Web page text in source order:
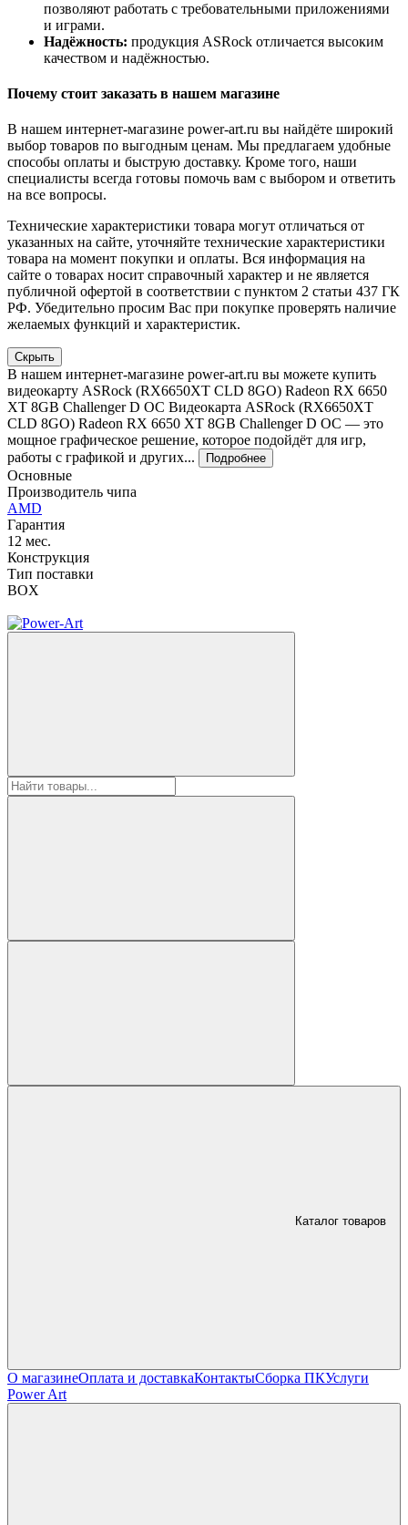
позволяют работать с требовательными приложениями
и играми.
Надёжность: продукция ASRock отличается высоким
качеством и надёжностью.
Почему стоит заказать в нашем магазине
В нашем интернет-магазине power-art.ru вы найдёте широкий
выбор товаров по выгодным ценам. Мы предлагаем удобные
способы оплаты и быструю доставку. Кроме того, наши
специалисты всегда готовы помочь вам с выбором и ответить
на все вопросы.
Технические характеристики товара могут отличаться от
указанных на сайте, уточняйте технические характеристики
товара на момент покупки и оплаты. Вся информация на
сайте о товарах носит справочный характер и не является
публичной офертой в соответствии с пунктом 2 статьи 437 ГК
РФ. Убедительно просим Вас при покупке проверять наличие
желаемых функций и характеристик.
Скрыть
В нашем интернет-магазине power-art.ru вы можете купить
видеокарту ASRock (RX6650XT CLD 8GO) Radeon RX 6650
XT 8GB Challenger D OC Видеокарта ASRock (RX6650XT
CLD 8GO) Radeon RX 6650 XT 8GB Challenger D OC — это
мощное графическое решение, которое подойдёт для игр,
работы с графикой и других...
Подробнее
Основные
Производитель чипа
AMD
Гарантия
12 мес.
Конструкция
Тип поставки
BOX
Каталог товаров
О магазинеОплата и доставкаКонтактыСборка ПКУслуги
Power Art